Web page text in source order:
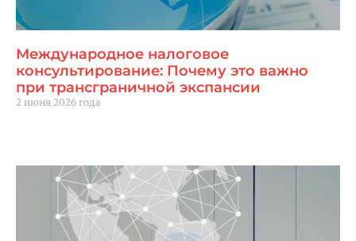
Международное налоговое
консультирование: Почему это важно
при трансграничной экспансии
2 июня 2026 года